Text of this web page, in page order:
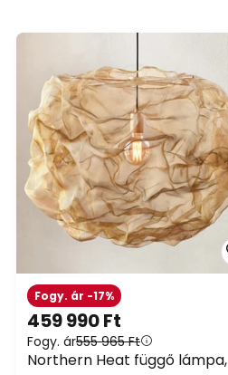
459 990 Ft
Fogy. ár555 965 Ft
Fogy. ár -17%
Northern Heat függő lámpa,